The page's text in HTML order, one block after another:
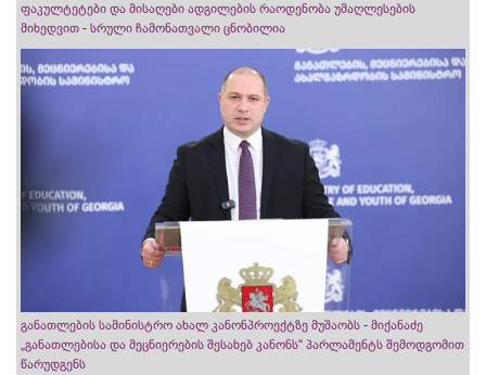
ფაკულტეტები და მისაღები ადგილების რაოდენობა უმაღლესების
მიხედვით - სრული ჩამონათვალი ცნობილია
განათლების სამინისტრო ახალ კანონპროექტზე მუშაობს - მიქანაძე
„განათლებისა და მეცნიერების შესახებ კანონს“ პარლამენტს შემოდგომით
წარუდგენს